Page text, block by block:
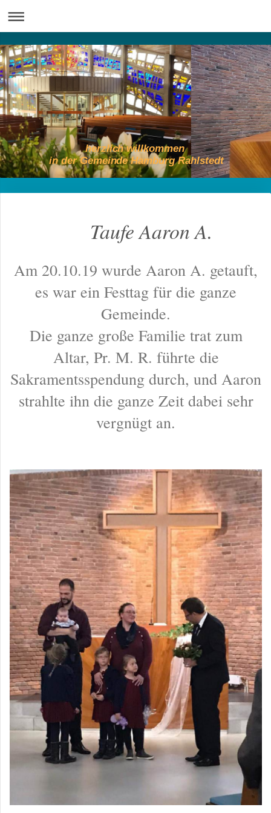
herzlich willkommen
in der Gemeinde Hamburg Rahlstedt
Taufe Aaron A.
Am 20.10.19 wurde Aaron A. getauft,
es war ein Festtag für die ganze
Gemeinde.
Die ganze große Familie trat zum
Altar, Pr. M. R. führte die
Sakramentsspendung durch, und Aaron
strahlte ihn die ganze Zeit dabei sehr
vergnügt an.